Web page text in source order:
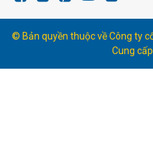
© Bản quyền thuộc về Công ty
Cung